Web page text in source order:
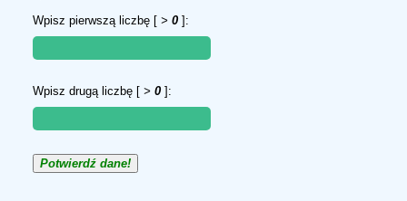
Wpisz pierwszą liczbę [ > 0]:
Wpisz drugą liczbę [ > 0]:
Potwierdź dane!